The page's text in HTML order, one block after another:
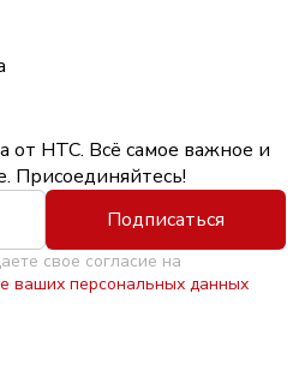
от НТС. Всё самое важное и
Присоединяйтесь!
Подписаться
свое согласие на
ваших персональных данных